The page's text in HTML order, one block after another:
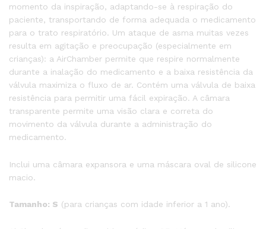
momento da inspiração, adaptando-se à respiração do
paciente, transportando de forma adequada o medicamento
para o trato respiratório. Um ataque de asma muitas vezes
resulta em agitação e preocupação (especialmente em
crianças): a AirChamber permite que respire normalmente
durante a inalação do medicamento e a baixa resistência da
válvula maximiza o fluxo de ar. Contém uma válvula de baixa
resistência para permitir uma fácil expiração. A câmara
transparente permite uma visão clara e correta do
movimento da válvula durante a administração do
medicamento.
Inclui uma câmara expansora e uma máscara oval de silicone
macio.
Tamanho: S (para crianças com idade inferior a 1 ano).